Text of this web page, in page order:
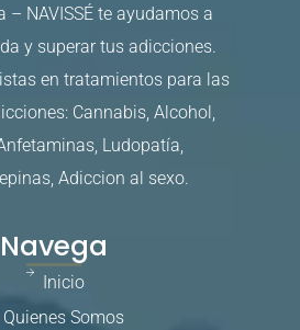
– NAVISSÉ te ayudamos a
y superar tus adicciones.
en tratamientos para las
Cannabis, Alcohol,
Ludopatía,
Adiccion al sexo.
Navega
Inicio
Quienes Somos